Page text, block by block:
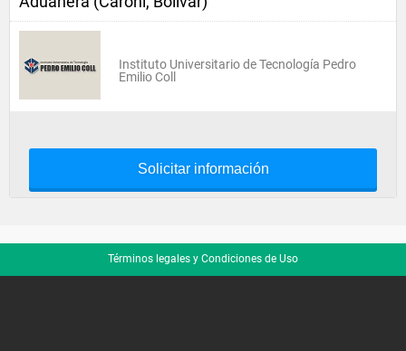
Instituto Universitario de Tecnología Pedro
Emilio Coll
Solicitar información
Términos legales y Condiciones de Uso